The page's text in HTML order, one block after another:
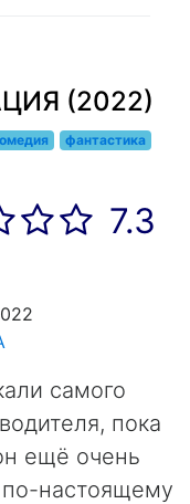
(2022)
фантастика
7.3
самого
пока
ещё очень
настоящему